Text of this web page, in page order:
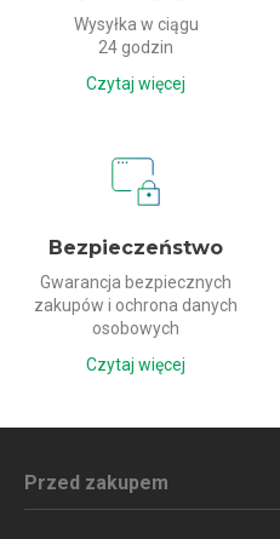
Wysyłka w ciągu
24 godzin
Czytaj więcej
Bezpieczeństwo
Gwarancja bezpiecznych
zakupów i ochrona danych
osobowych
Czytaj więcej
Przed zakupem